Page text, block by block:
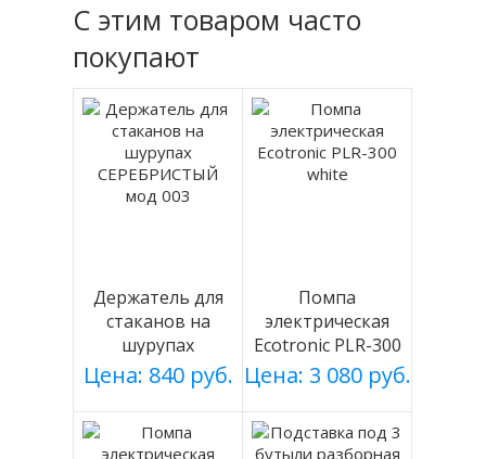
С этим товаром часто
покупают
Держатель для
стаканов на
шурупах
СЕРЕБРИСТЫЙ
мод 003
Цена: 840 руб.
Помпа
электрическая
Ecotronic PLR-300
white
Цена: 3 080 руб.